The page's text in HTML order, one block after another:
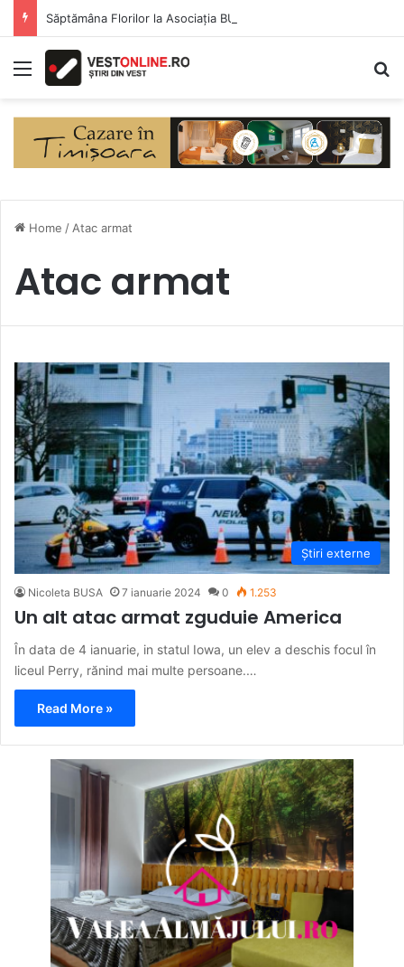
Săptămâna Florilor la Asociația BUNETI
Menu
Home / Atac armat
Atac armat
Știri externe
Nicoleta BUSA 7 ianuarie 2024 0 1.253
Un alt atac armat zguduie America
În data de 4 ianuarie, in statul Iowa, un elev a deschis focul în
liceul Perry, rănind mai multe persoane.…
Read More »